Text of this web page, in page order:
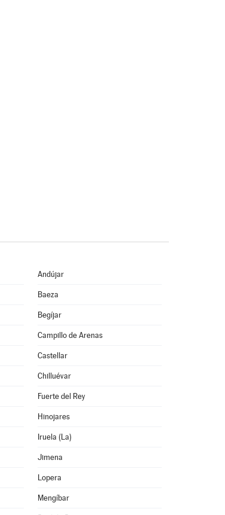
Andújar
Baeza
Begíjar
Campillo de Arenas
Castellar
Chilluévar
Fuerte del Rey
Hinojares
Iruela (La)
Jimena
Lopera
Mengíbar